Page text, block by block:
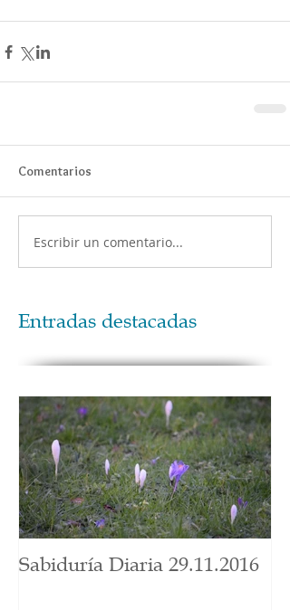
Comentarios
Escribir un comentario...
Entradas destacadas
Sabiduría Diaria 29.11.2016